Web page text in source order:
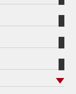
ADV150
APEX
ンフ
ア
）